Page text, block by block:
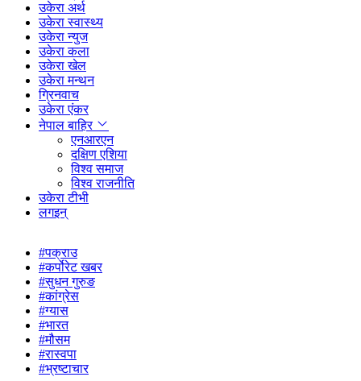
उकेरा अर्थ
उकेरा स्वास्थ्य
उकेरा न्युज
उकेरा कला
उकेरा खेल
उकेरा मन्थन
ग्रिनवाच
उकेरा एंकर
नेपाल बाहिर
एनआरएन
दक्षिण एशिया
विश्व समाज
विश्व राजनीति
उकेरा टीभी
लगइन्
#पक्राउ
#कर्पोरेट खबर
#सुधन गुरुङ
#कांग्रेस
#ग्यास
#भारत
#मौसम
#रास्वपा
#भ्रष्टाचार